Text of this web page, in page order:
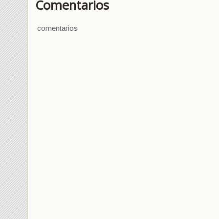
Comentarios
comentarios